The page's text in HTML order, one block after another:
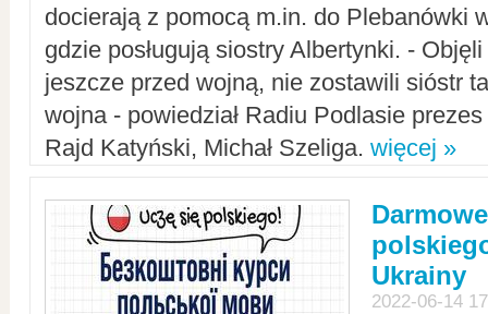
docierają z pomocą m.in. do Plebanówki
gdzie posługują siostry Albertynki. -
jeszcze przed wojną, nie zostawili sióstr
wojna - powiedział Radiu Podlasie
Rajd Katyński, Michał Szeliga. więcej »
Ukrainy
2022-06-14